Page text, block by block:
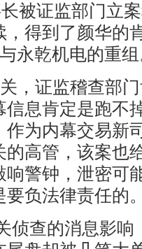
被证监部门立
得到了颜华的
永乾机电的重
，证监稽查部
息肯定是跑不
为内幕交易新
高管，该案也
警钟，泄密可
要负法律责任的
侦查的消息影响